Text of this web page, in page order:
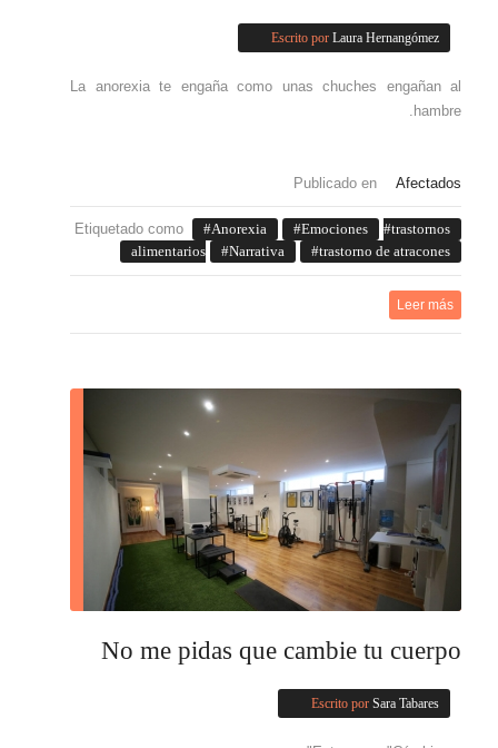
Escrito por Laura Hernangómez
La anorexia te engaña como unas chuches engañan al
hambre.
Publicado en Afectados
Etiquetado como Anorexia Emociones
trastornos
alimentarios
Narrativa trastorno de atracones
Leer más
No me pidas que cambie tu cuerpo
Escrito por Sara Tabares